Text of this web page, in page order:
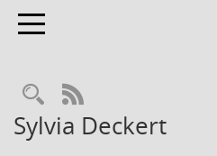
Toggle navigation
Rechercheauswahl
RSS-Feed
Sylvia Deckert